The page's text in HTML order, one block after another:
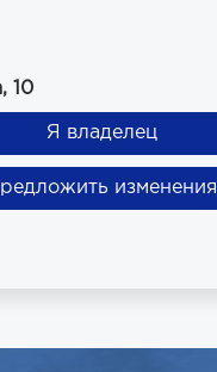
10
Я владелец
изменения